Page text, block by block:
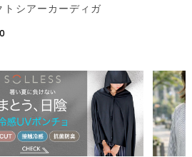
トシアーカーディガ